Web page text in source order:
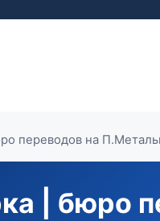
переводов на
| бюро